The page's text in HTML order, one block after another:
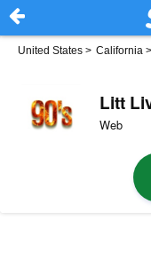
United States > California >
Litt
Web